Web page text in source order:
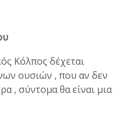
Κόλπος δέχεται
ουσιών , που αν δεν
, σύντομα θα είναι μια